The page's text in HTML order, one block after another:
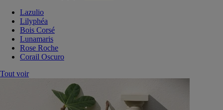
Lazulio
Lilyphéa
Bois Corsé
Lunamaris
Rose Roche
Corail Oscuro
Tout voir